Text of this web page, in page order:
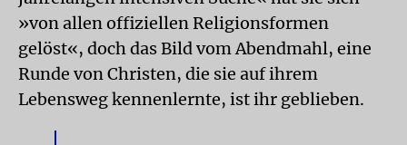
»von allen offiziellen Religionsformen
gelöst«, doch das Bild vom Abendmahl, eine
Runde von Christen, die sie auf ihrem
Lebensweg kennenlernte, ist ihr geblieben.